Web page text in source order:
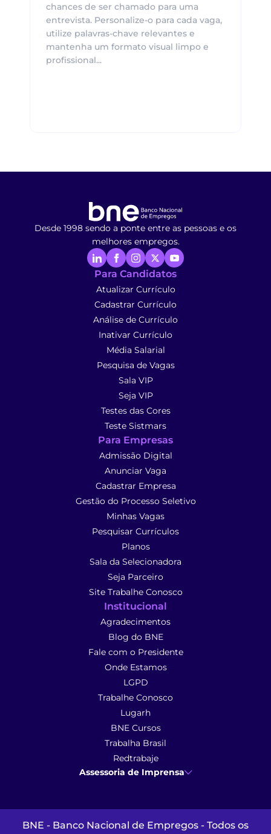
chances de ser chamado para uma
entrevista. Personalize-o para cada vaga,
utilize palavras-chave relevantes e
mantenha um formato visual limpo e
profissional...
Desde 1998 sendo a ponte entre as pessoas e os
melhores empregos.
Para Candidatos
Atualizar Currículo
Cadastrar Currículo
Análise de Currículo
Inativar Currículo
Média Salarial
Pesquisa de Vagas
Sala VIP
Seja VIP
Testes das Cores
Teste Sistmars
Para Empresas
Admissão Digital
Anunciar Vaga
Cadastrar Empresa
Gestão do Processo Seletivo
Minhas Vagas
Pesquisar Currículos
Planos
Sala da Selecionadora
Seja Parceiro
Site Trabalhe Conosco
Institucional
Agradecimentos
Blog do BNE
Fale com o Presidente
Onde Estamos
LGPD
Trabalhe Conosco
Lugarh
BNE Cursos
Trabalha Brasil
Redtrabaje
Assessoria de Imprensa
(41) 9 9102-1413
BNE - Banco Nacional de Empregos - Todos os